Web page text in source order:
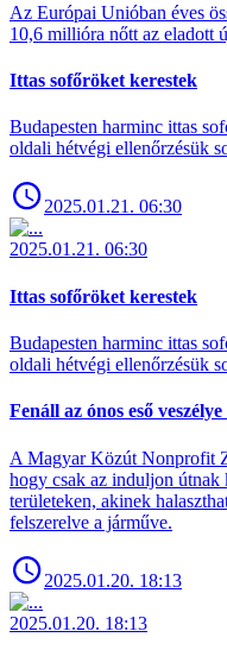
Az Európai Unióban éves
10,6 millióra nőtt az eladott
Ittas sofőröket kerestek
Budapesten harminc ittas
oldali hétvégi ellenőrzésük
2025.01.21. 06:30
2025.01.21. 06:30
Ittas sofőröket kerestek
Budapesten harminc ittas
oldali hétvégi ellenőrzésük
Fenáll az ónos eső
A Magyar Közút Nonprofit
hogy csak az induljon útnak
területeken, akinek
felszerelve a járműve.
2025.01.20. 18:13
2025.01.20. 18:13